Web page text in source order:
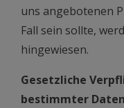
uns angebotenen
Fall sein sollte,
hingewiesen.
Gesetzliche
bestimmter Daten